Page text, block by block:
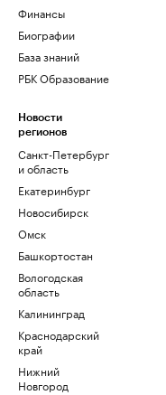
Финансы
Биографии
База знаний
РБК Образование
Новости
регионов
Санкт-Петербург
и область
Екатеринбург
Новосибирск
Омск
Башкортостан
Вологодская
область
Калининград
Краснодарский
край
Нижний
Новгород